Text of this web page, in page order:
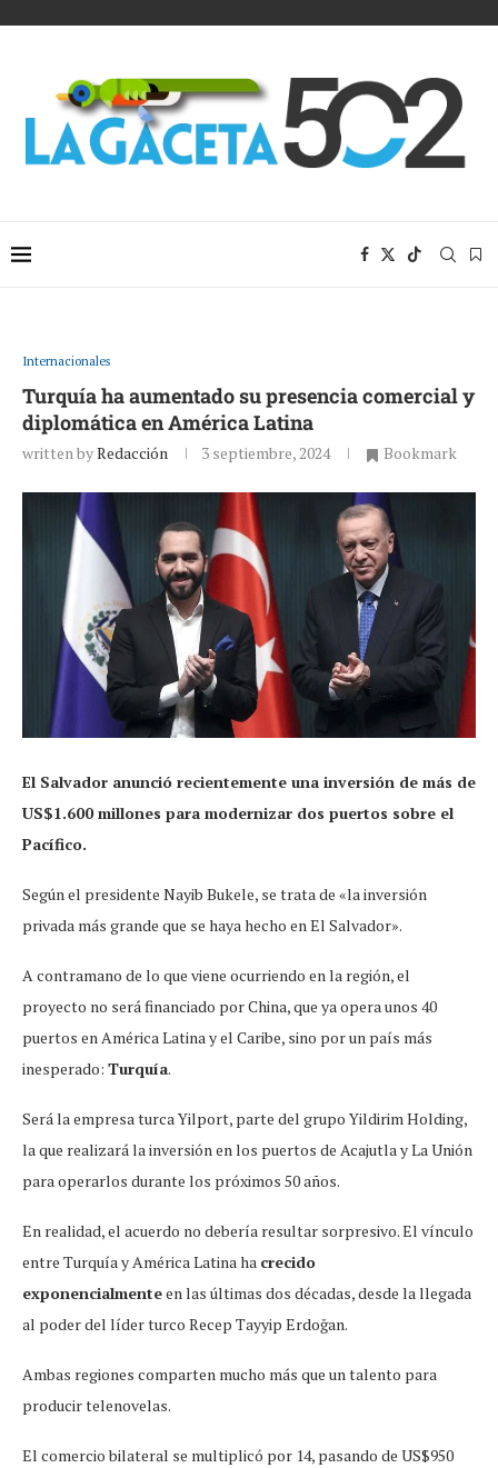
Internacionales
Turquía ha aumentado su presencia comercial y
diplomática en América Latina
written byRedacción 3 septiembre, 2024 Bookmark
El Salvador anunció recientemente una inversión de más de
US$1.600 millones para modernizar dos puertos sobre el
Pacífico.
Según el presidente Nayib Bukele, se trata de «la inversión
privada más grande que se haya hecho en El Salvador».
A contramano de lo que viene ocurriendo en la región, el
proyecto no será financiado por China, que ya opera unos 40
puertos en América Latina y el Caribe, sino por un país más
inesperado: Turquía.
Será la empresa turca Yilport, parte del grupo Yildirim Holding,
la que realizará la inversión en los puertos de Acajutla y La Unión
para operarlos durante los próximos 50 años.
En realidad, el acuerdo no debería resultar sorpresivo. El vínculo
entre Turquía y América Latina ha crecido
exponencialmenteen las últimas dos décadas, desde la llegada
al poder del líder turco Recep Tayyip Erdoğan.
Ambas regiones comparten mucho más que un talento para
producir telenovelas.
El comercio bilateral se multiplicó por 14, pasando de US$950